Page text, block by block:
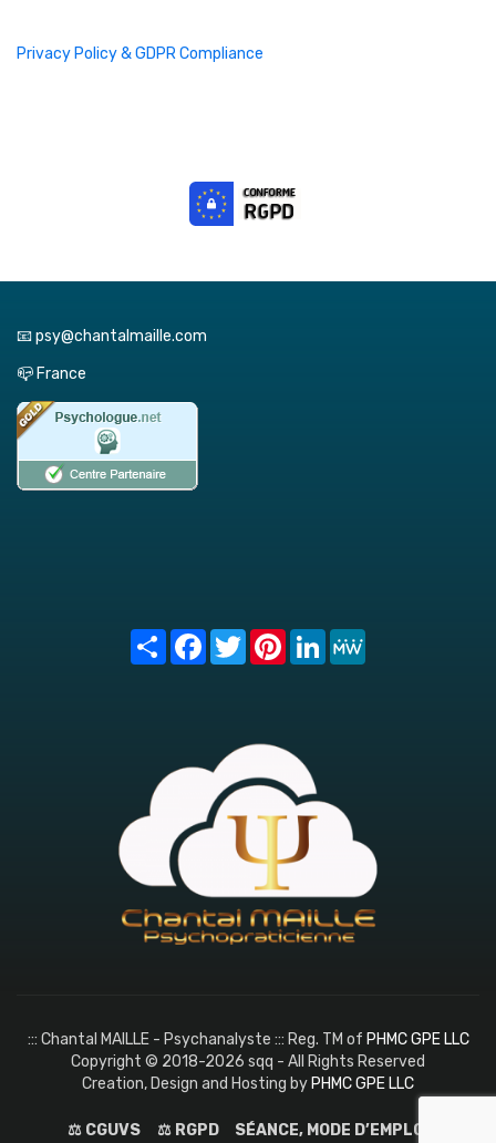
Privacy Policy & GDPR Compliance
📧 psy@chantalmaille.com
📪 France
Share FacebookTwitterPinterest
LinkedIn
::: Chantal MAILLE - Psychanalyste ::: Reg. TM of PHMC GPE LLC
Copyright © 2018-2026 sqq - All Rights Reserved
Creation, Design and Hosting by PHMC GPE LLC
⚖️ CGUVS ⚖️ RGPD SÉANCE, MODE D’EMPLOI